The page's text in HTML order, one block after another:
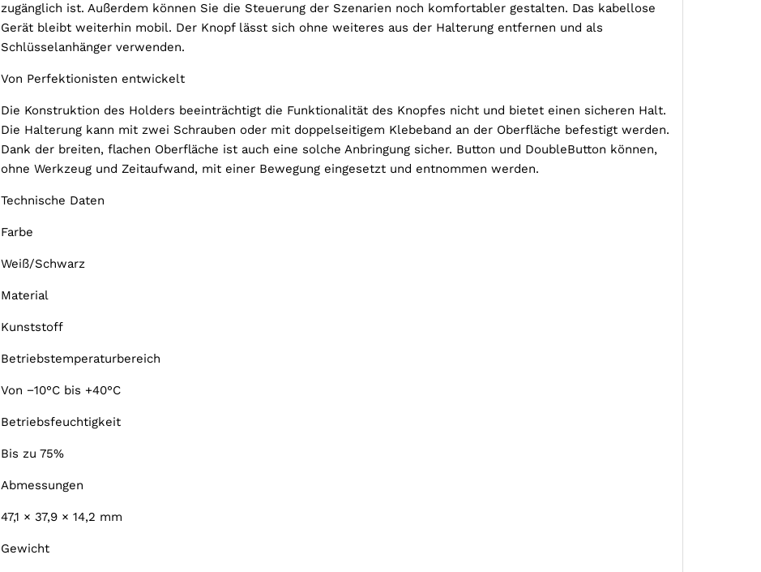
zugänglich ist. Außerdem können Sie die Steuerung der Szenarien noch komfortabler gestalten. Das kabellose
Gerät bleibt weiterhin mobil. Der Knopf lässt sich ohne weiteres aus der Halterung entfernen und als
Schlüsselanhänger verwenden.
Von Perfektionisten entwickelt
Die Konstruktion des Holders beeinträchtigt die Funktionalität des Knopfes nicht und bietet einen sicheren Halt.
Die Halterung kann mit zwei Schrauben oder mit doppelseitigem Klebeband an der Oberfläche befestigt werden.
Dank der breiten, flachen Oberfläche ist auch eine solche Anbringung sicher. Button und DoubleButton können,
ohne Werkzeug und Zeitaufwand, mit einer Bewegung eingesetzt und entnommen werden.
Technische Daten
Farbe
Weiß/Schwarz
Material
Kunststoff
Betriebstemperaturbereich
Von −10°C bis +40°C
Betriebsfeuchtigkeit
Bis zu 75%
Abmessungen
47,1 × 37,9 × 14,2 mm
Gewicht